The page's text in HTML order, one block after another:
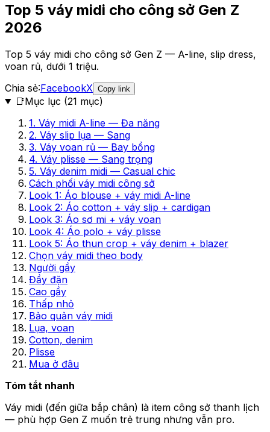
Top 5 váy midi cho công sở Gen Z
2026
Top 5 váy midi cho công sở Gen Z — A-line, slip dress,
voan rủ, dưới 1 triệu.
Chia sẻ:FacebookX Copy link
📑Mục lục (21 mục)
1. Váy midi A-line — Đa năng
2. Váy slip lụa — Sang
3. Váy voan rủ — Bay bổng
4. Váy plisse — Sang trọng
5. Váy denim midi — Casual chic
Cách phối váy midi công sở
Look 1: Áo blouse + váy midi A-line
Look 2: Áo cotton + váy slip + cardigan
Look 3: Áo sơ mi + váy voan
Look 4: Áo polo + váy plisse
Look 5: Áo thun crop + váy denim + blazer
Chọn váy midi theo body
Người gầy
Đầy đặn
Cao gầy
Thấp nhỏ
Bảo quản váy midi
Lụa, voan
Cotton, denim
Plisse
Mua ở đâu
Tóm tắt nhanh
Váy midi (đến giữa bắp chân) là item công sở thanh lịch
— phù hợp Gen Z muốn trẻ trung nhưng vẫn pro.